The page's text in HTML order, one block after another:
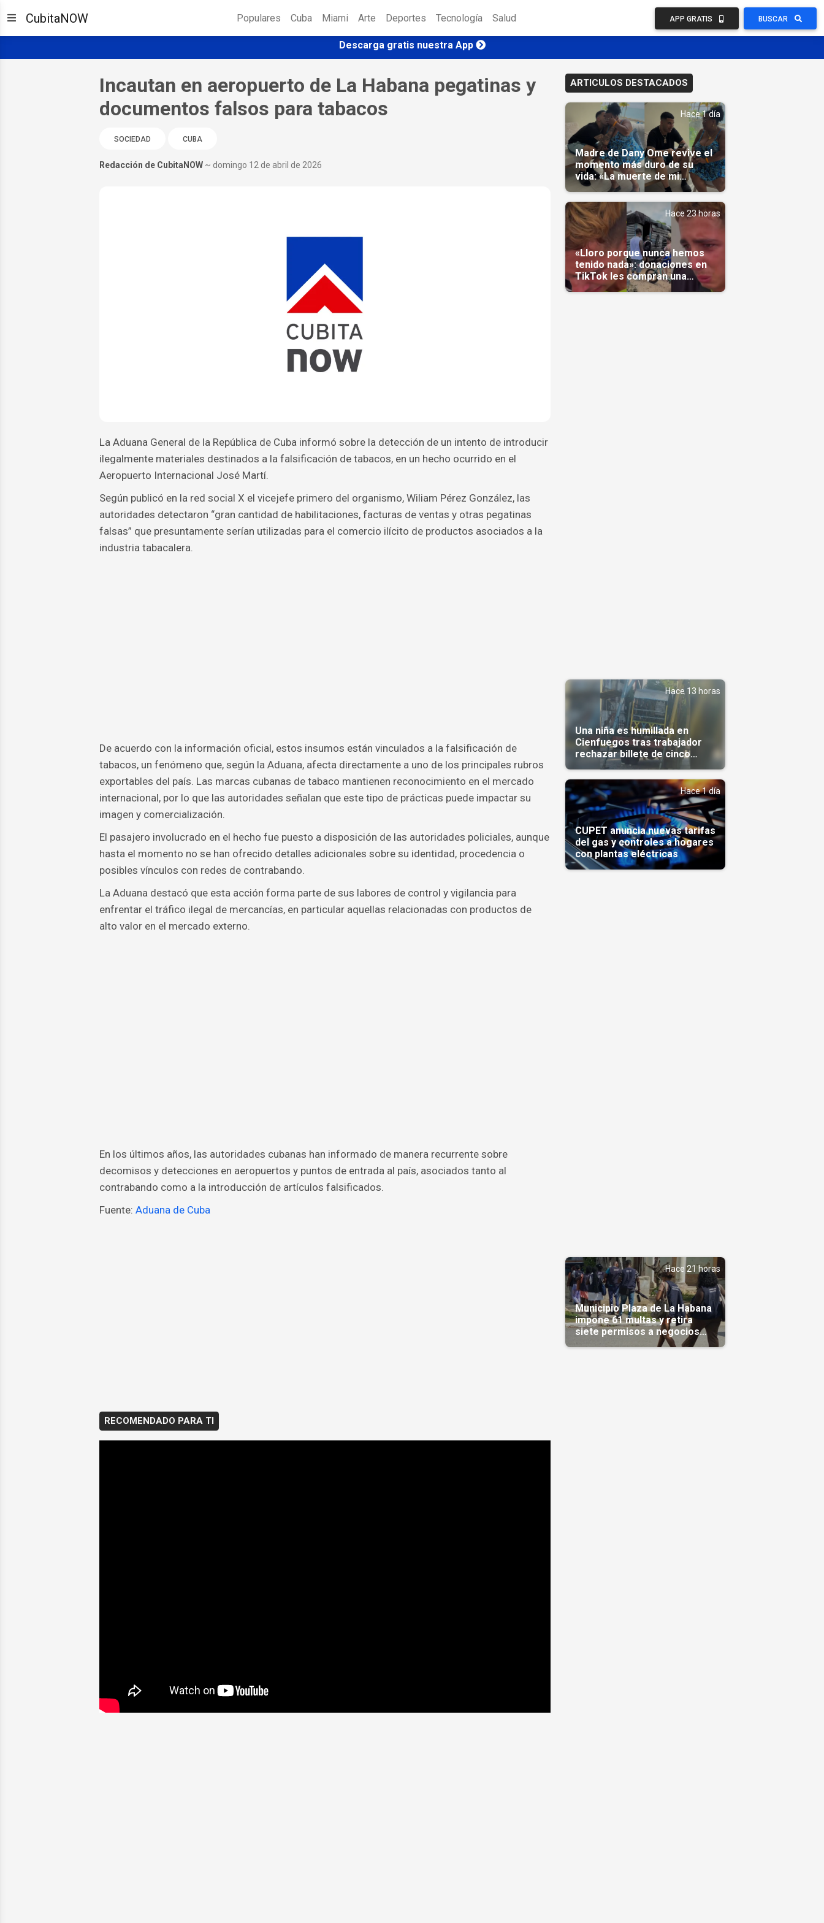
CubitaNOW Populares Cuba Miami Arte Deportes Tecnología Salud APP GRATIS BUSCAR
Descarga gratis nuestra App
Incautan en aeropuerto de La Habana pegatinas y
documentos falsos para tabacos
SOCIEDAD CUBA
Redacción de CubitaNOW ~ domingo 12 de abril de 2026
La Aduana General de la República de Cuba informó sobre la detección de un intento de introducir
ilegalmente materiales destinados a la falsificación de tabacos, en un hecho ocurrido en el
Aeropuerto Internacional José Martí.
Según publicó en la red social X el vicejefe primero del organismo, Wiliam Pérez González, las
autoridades detectaron “gran cantidad de habilitaciones, facturas de ventas y otras pegatinas
falsas” que presuntamente serían utilizadas para el comercio ilícito de productos asociados a la
industria tabacalera.
De acuerdo con la información oficial, estos insumos están vinculados a la falsificación de
tabacos, un fenómeno que, según la Aduana, afecta directamente a uno de los principales rubros
exportables del país. Las marcas cubanas de tabaco mantienen reconocimiento en el mercado
internacional, por lo que las autoridades señalan que este tipo de prácticas puede impactar su
imagen y comercialización.
El pasajero involucrado en el hecho fue puesto a disposición de las autoridades policiales, aunque
hasta el momento no se han ofrecido detalles adicionales sobre su identidad, procedencia o
posibles vínculos con redes de contrabando.
La Aduana destacó que esta acción forma parte de sus labores de control y vigilancia para
enfrentar el tráfico ilegal de mercancías, en particular aquellas relacionadas con productos de
alto valor en el mercado externo.
En los últimos años, las autoridades cubanas han informado de manera recurrente sobre
decomisos y detecciones en aeropuertos y puntos de entrada al país, asociados tanto al
contrabando como a la introducción de artículos falsificados.
Fuente: Aduana de Cuba
RECOMENDADO PARA TI
ARTICULOS DESTACADOS
Hace 1 día
Madre de Dany Ome revive el
momento más duro de su
vida: «La muerte de mi
nieto»(Video)
Hace 23 horas
«Lloro porque nunca hemos
tenido nada»: donaciones en
TikTok les compran una
casa(Video)
Hace 13 horas
Una niña es humillada en
Cienfuegos tras trabajador
rechazar billete de cinco
pesos
Hace 1 día
CUPET anuncia nuevas tarifas
del gas y controles a hogares
con plantas eléctricas
Hace 21 horas
Municipio Plaza de La Habana
impone 61 multas y retira
siete permisos a negocios